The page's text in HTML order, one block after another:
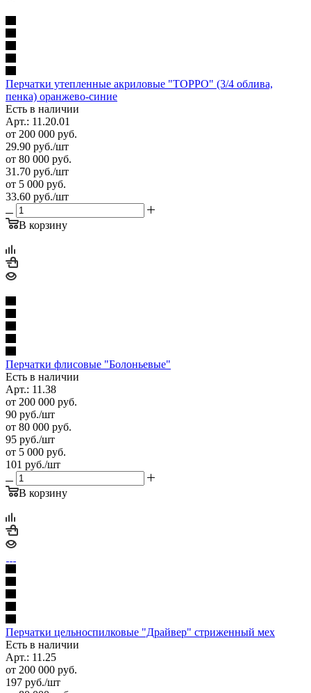
Перчатки утепленные акриловые "ТОРРО" (3/4 облива,
пенка) оранжево-синие
Есть в наличии
Арт.: 11.20.01
от 200 000 руб.
29.90 руб./шт
от 80 000 руб.
31.70 руб./шт
от 5 000 руб.
33.60 руб./шт
В корзину
Перчатки флисовые "Болоньевые"
Есть в наличии
Арт.: 11.38
от 200 000 руб.
90 руб./шт
от 80 000 руб.
95 руб./шт
от 5 000 руб.
101 руб./шт
В корзину
Перчатки цельноспилковые "Драйвер" стриженный мех
Есть в наличии
Арт.: 11.25
от 200 000 руб.
197 руб./шт